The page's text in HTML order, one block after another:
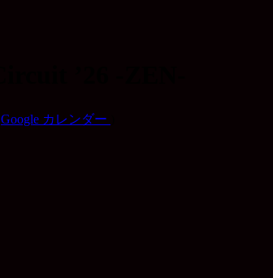
Google カレンダー